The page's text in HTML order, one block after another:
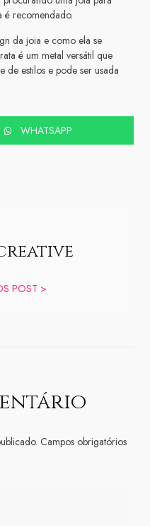
é recomendado.
da joia e como ela se
é um metal versátil que
de estilos e pode ser usada
WHATSAPP
POST >
Campos obrigatórios